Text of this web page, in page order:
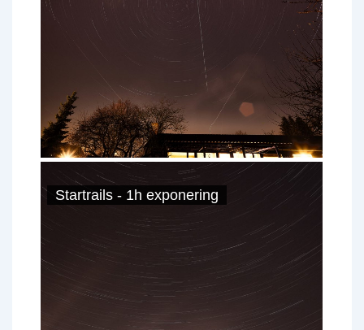
Startrails - 1h exponering